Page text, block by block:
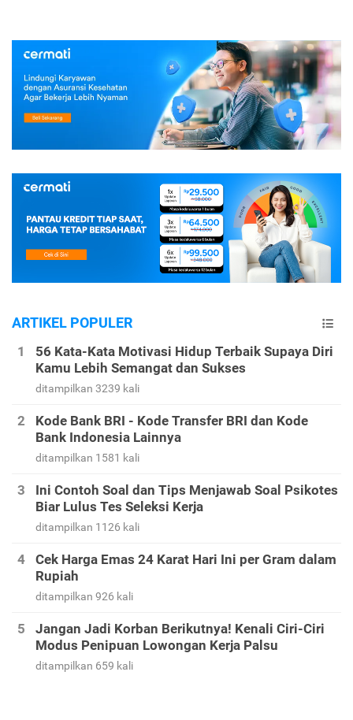
ARTIKEL POPULER
56 Kata-Kata Motivasi Hidup Terbaik Supaya Diri
Kamu Lebih Semangat dan Sukses
ditampilkan 3239 kali
Kode Bank BRI - Kode Transfer BRI dan Kode
Bank Indonesia Lainnya
ditampilkan 1581 kali
Ini Contoh Soal dan Tips Menjawab Soal Psikotes
Biar Lulus Tes Seleksi Kerja
ditampilkan 1126 kali
Cek Harga Emas 24 Karat Hari Ini per Gram dalam
Rupiah
ditampilkan 926 kali
Jangan Jadi Korban Berikutnya! Kenali Ciri-Ciri
Modus Penipuan Lowongan Kerja Palsu
ditampilkan 659 kali